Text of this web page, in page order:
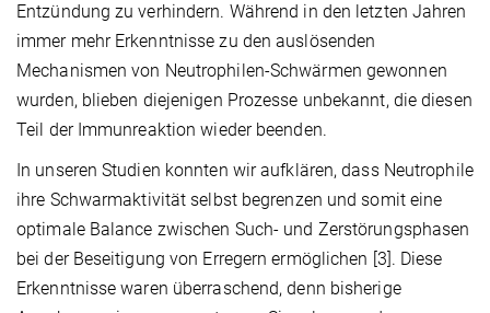
Entzündung zu verhindern. Während in den letzten Jahren
immer mehr Erkenntnisse zu den auslösenden
Mechanismen von Neutrophilen-Schwärmen gewonnen
wurden, blieben diejenigen Prozesse unbekannt, die diesen
Teil der Immunreaktion wieder beenden.
In unseren Studien konnten wir aufklären, dass Neutrophile
ihre Schwarmaktivität selbst begrenzen und somit eine
optimale Balance zwischen Such- und Zerstörungsphasen
bei der Beseitigung von Erregern ermöglichen [3]. Diese
Erkenntnisse waren überraschend, denn bisherige